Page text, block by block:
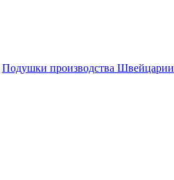
Подушки производства Швейцарии